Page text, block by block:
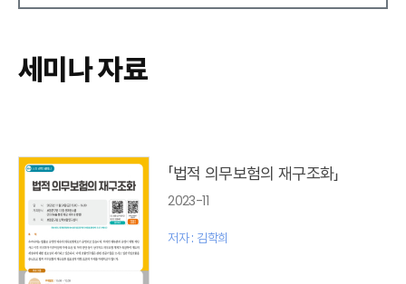
세미나 포토
세미나 자료
「법적 의무보험의 재구조화」
2023-11
저자 : 김학희